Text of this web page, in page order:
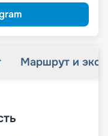
Маршрут и